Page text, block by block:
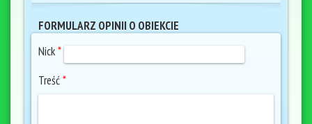
FORMULARZ OPINII O OBIEKCIE
Nick*
Treść*